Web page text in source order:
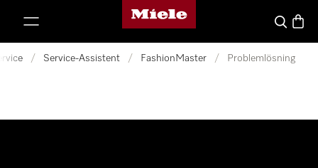
Mieles hemsida
Sök
/ Service-Assistent / FashionMaster / Problemlösning